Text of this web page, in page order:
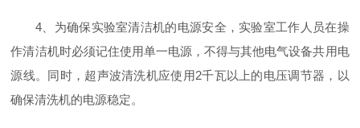
4、为确保实验室清洁机的电源安全，实验室工作人员在操
作清洁机时必须记住使用单一电源，不得与其他电气设备共用电
源线。同时，超声波清洗机应使用2千瓦以上的电压调节器，以
确保清洗机的电源稳定。